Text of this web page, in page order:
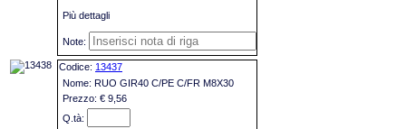
Più dettagli
13437
RUO GIR40 C/PE C/FR M8X30
€ 9,56